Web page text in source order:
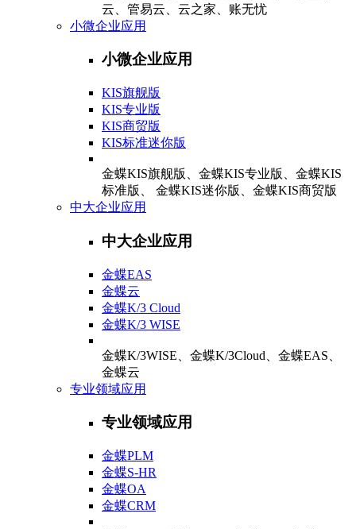
云、管易云、云之家、账无忧
小微企业应用
小微企业应用
KIS旗舰版
KIS专业版
KIS商贸版
KIS标准迷你版
金蝶KIS旗舰版、金蝶KIS专业版、金蝶KIS
标准版、 金蝶KIS迷你版、金蝶KIS商贸版
中大企业应用
中大企业应用
金蝶EAS
金蝶云
金蝶K/3 Cloud
金蝶K/3 WISE
金蝶K/3WISE、金蝶K/3Cloud、金蝶EAS、
金蝶云
专业领域应用
专业领域应用
金蝶PLM
金蝶S-HR
金蝶OA
金蝶CRM